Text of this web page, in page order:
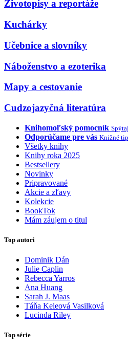
Životopisy a reportáže
Kuchárky
Učebnice a slovníky
Náboženstvo a ezoterika
Mapy a cestovanie
Cudzojazyčná literatúra
Knihomoľský pomocník
Odporúčame pre vás Knižné
Všetky knihy
Knihy roka 2025
Bestsellery
Novinky
Pripravované
Akcie a zľavy
Kolekcie
BookTok
Mám záujem o titul
Top autori
Dominik Dán
Julie Caplin
Rebecca Yarros
Ana Huang
Sarah J. Maas
Táňa Keleová Vasilková
Lucinda Riley
Top série